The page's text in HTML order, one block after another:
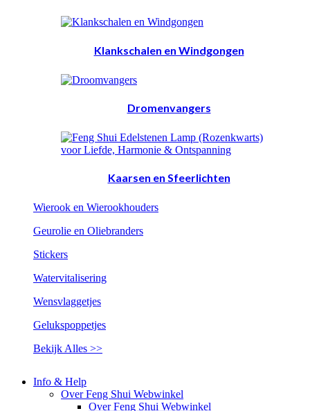
Klankschalen en Windgongen
Dromenvangers
Kaarsen en Sfeerlichten
Wierook en Wierookhouders
Geurolie en Oliebranders
Stickers
Watervitalisering
Wensvlaggetjes
Gelukspoppetjes
Bekijk Alles >>
Info & Help
Over Feng Shui Webwinkel
Over Feng Shui Webwinkel